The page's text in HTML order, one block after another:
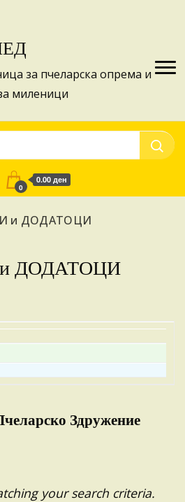
за пчеларска опрема и
миленици
0
0.00 ден
и ДОДАТОЦИ
ДОДАТОЦИ
Здружение
your search criteria.